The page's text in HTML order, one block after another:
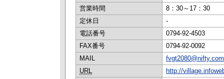
営業時間
8：30～17：30
定休日
-
電話番号
0794-92-4503
FAX番号
0794-92-0092
MAIL
fvgt2080@nifty.com
URL
http://